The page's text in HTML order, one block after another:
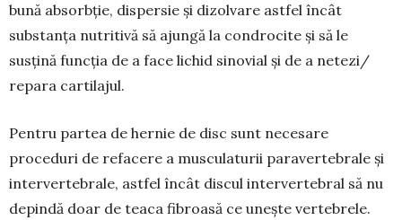
bună absorbție, dispersie și dizolvare ast­fel încât
substanța nutritivă să ajun­gă la condrocite și să le
susțină func­ția de a face lichid sinovial și de a netezi/
repara cartilajul.
Pentru partea de hernie de disc sunt necesare
proceduri de refacere a musculaturii para­ver­tebrale și
intervertebrale, astfel încât discul inter­vertebral să nu
depindă doar de teaca fibroasă ce unește vertebrele.